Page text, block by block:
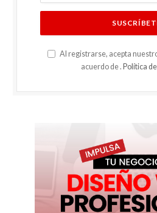
Al registrarse, acepta
acuerdo de . Política